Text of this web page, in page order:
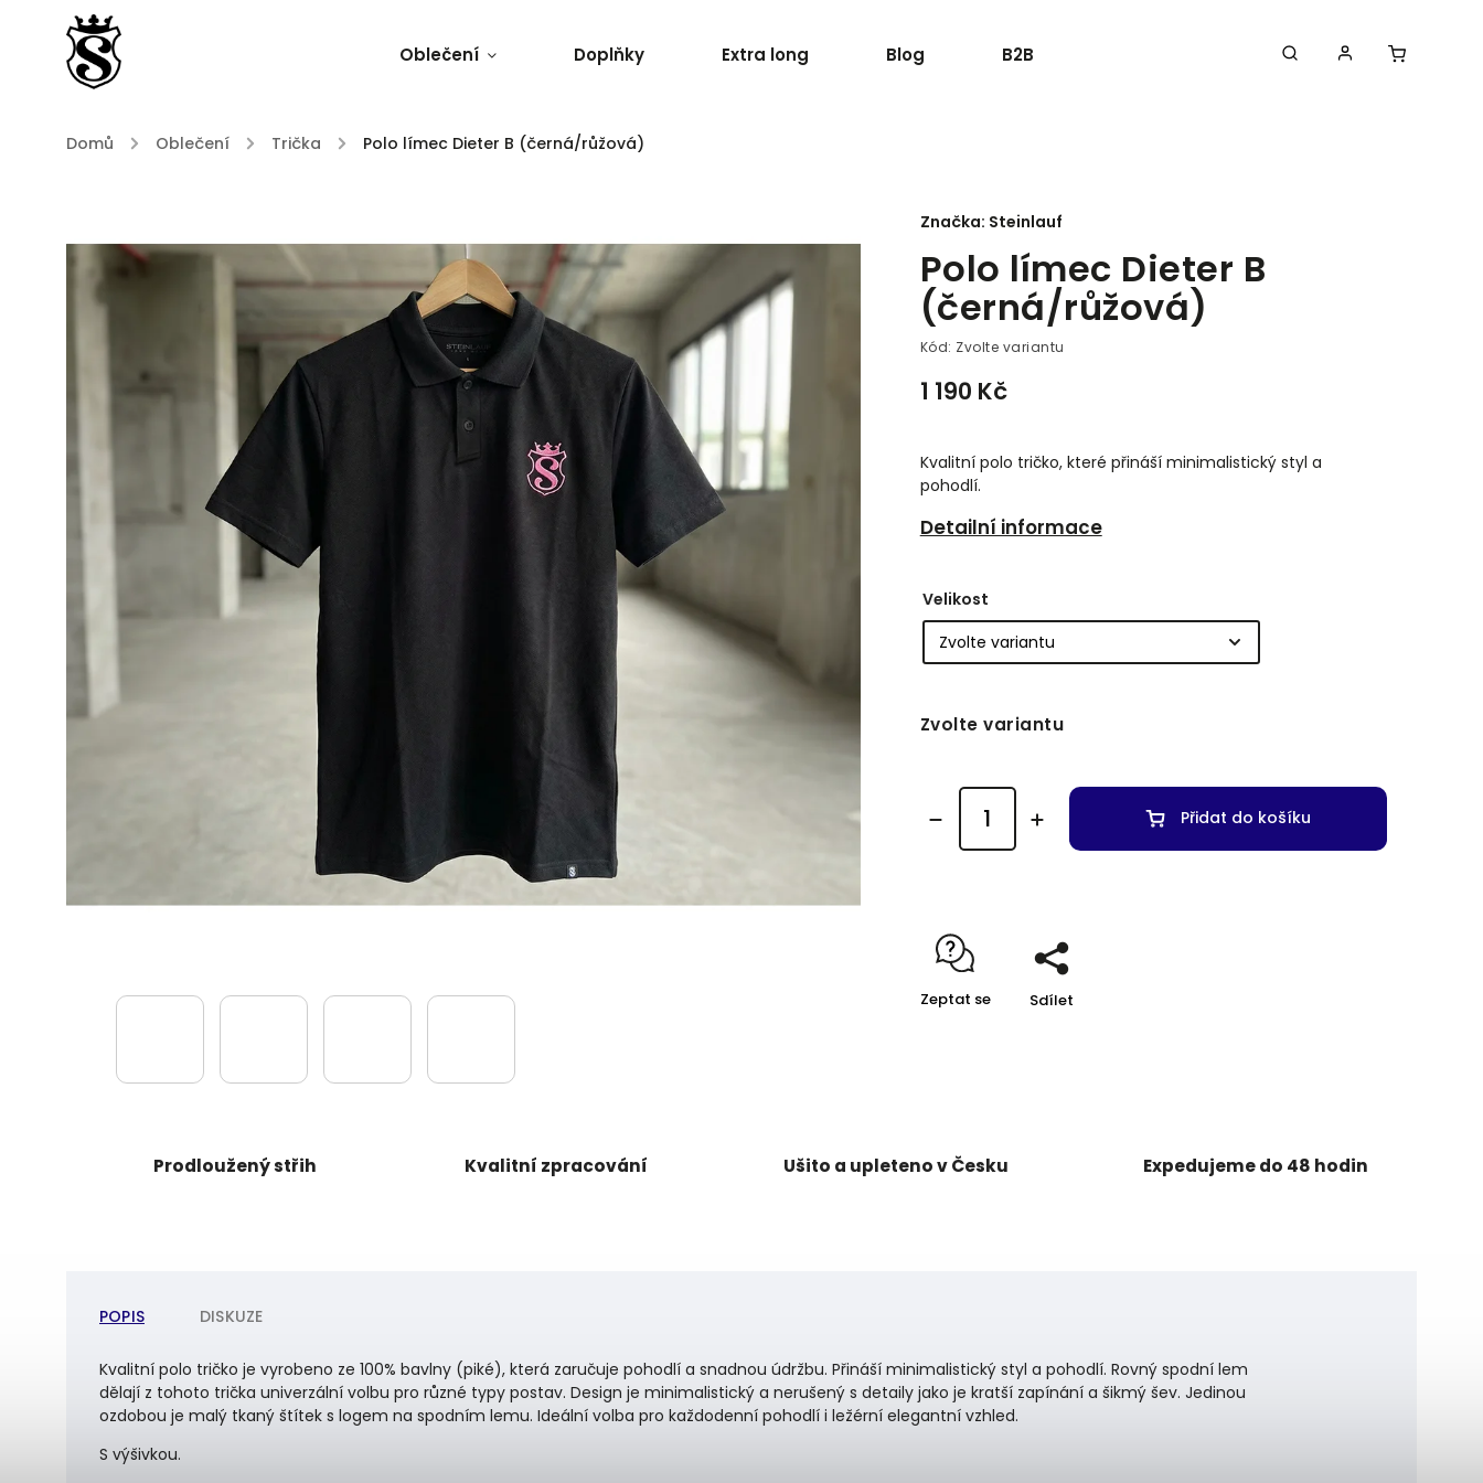
Oblečení Doplňky Extra long Blog B2B
Domů / Oblečení / Trička / Polo límec Dieter B (černá/růžová)
Polo límec Dieter B
(černá/růžová)
Kód: Zvolte variantu
1 190 Kč
Kvalitní polo tričko, které přináší minimalistický styl a
pohodlí.
Detailní informace
Značka: Steinlauf
Velikost
Zvolte variantu
Přidat do košíku
Zeptat se Sdílet
Prodloužený střih Kvalitní zpracování Ušito a upleteno v Česku Expedujeme do 48 hodin
POPIS DISKUZE
Kvalitní polo tričko je vyrobeno ze 100% bavlny (piké), která zaručuje pohodlí a snadnou údržbu. Přináší minimalistický styl a pohodlí. Rovný spodní lem
dělají z tohoto trička univerzální volbu pro různé typy postav. Design je minimalistický a nerušený s detaily jako je kratší zapínání a šikmý šev. Jedinou
ozdobou je malý tkaný štítek s logem na spodním lemu. Ideální volba pro každodenní pohodlí i ležérní elegantní vzhled.
S výšivkou.